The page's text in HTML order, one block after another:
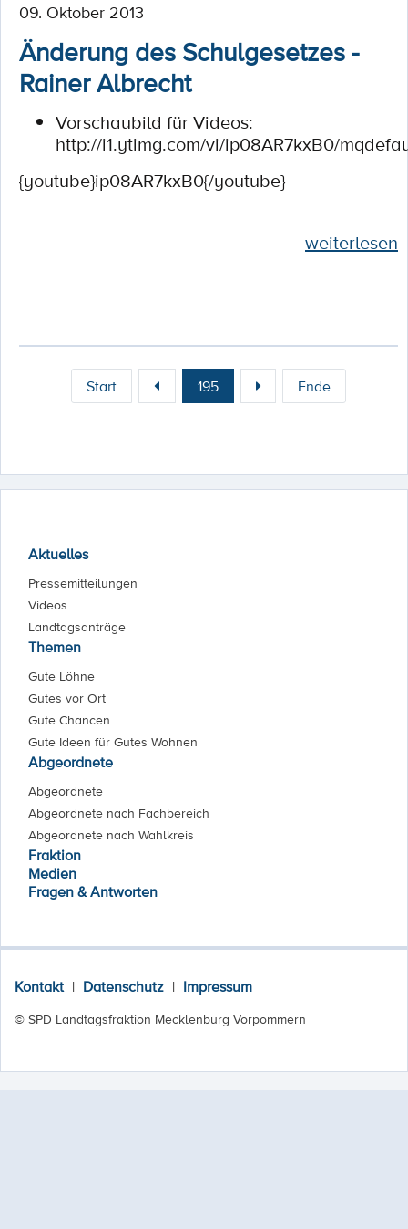
09. Oktober 2013
Änderung des Schulgesetzes -
Rainer Albrecht
Vorschaubild für Videos:
http://i1.ytimg.com/vi/ip08AR7kxB0/
{youtube}ip08AR7kxB0{/youtube}
weiterlesen
Start 195 Ende
Aktuelles
Pressemitteilungen
Videos
Landtagsanträge
Themen
Gute Löhne
Gutes vor Ort
Gute Chancen
Gute Ideen für Gutes Wohnen
Abgeordnete
Abgeordnete
Abgeordnete nach Fachbereich
Abgeordnete nach Wahlkreis
Fraktion
Medien
Fragen & Antworten
Kontakt | Datenschutz | Impressum
© SPD Landtagsfraktion Mecklenburg Vorpommern